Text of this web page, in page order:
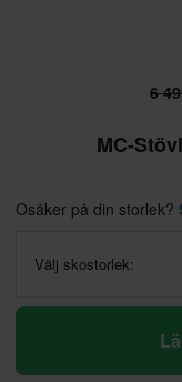
6
MC-
Osäker på din storlek?
Välj skostorlek: